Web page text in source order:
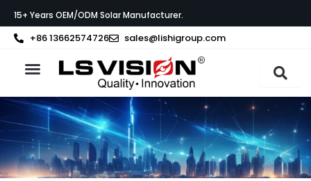
к
содержимому
15+ Years OEM/ODM Solar Manufacturer.
+86 13662574726 sales@lishigroup.com